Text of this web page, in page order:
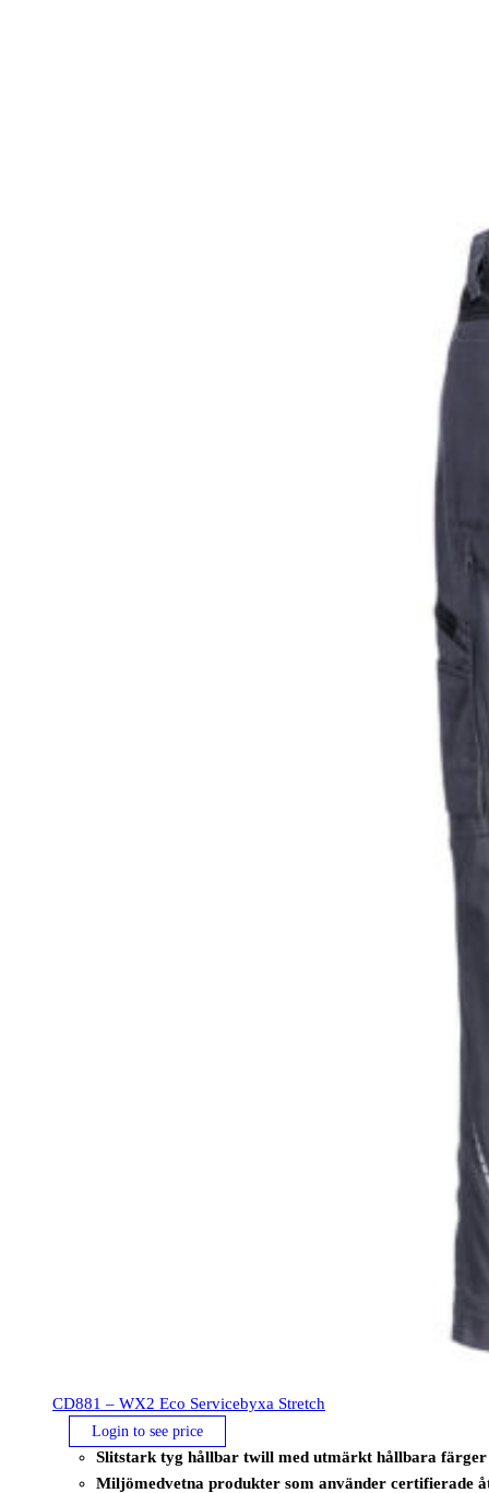
CD881 – WX2 Eco Servicebyxa Stretch
Login to see price
Slitstark tyg hållbar twill med utmärkt hållbara färger
Miljömedvetna produkter som använder certifierade